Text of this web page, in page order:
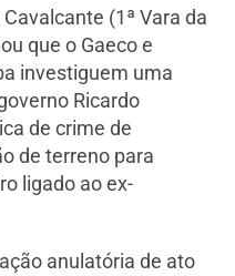
(1ª Vara da
que o Gaeco e
investiguem uma
Ricardo
de crime de
de terreno para
ligado ao ex-
anulatória de ato